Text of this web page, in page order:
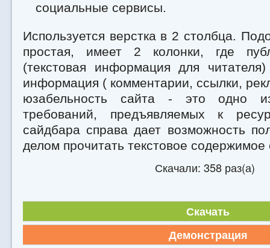
социальные сервисы.
Используется верстка в 2 столбца.
простая, имеет 2 колонки, где
(текстовая информация для
информация ( комментарии, ссылки,
юзабельность сайта - это одно
требований, предъявляемых к
сайдбара справа дает возможность
делом прочитать текстовое содержимое
Скачали: 358 раз(а)
Скачать
Демонстрация